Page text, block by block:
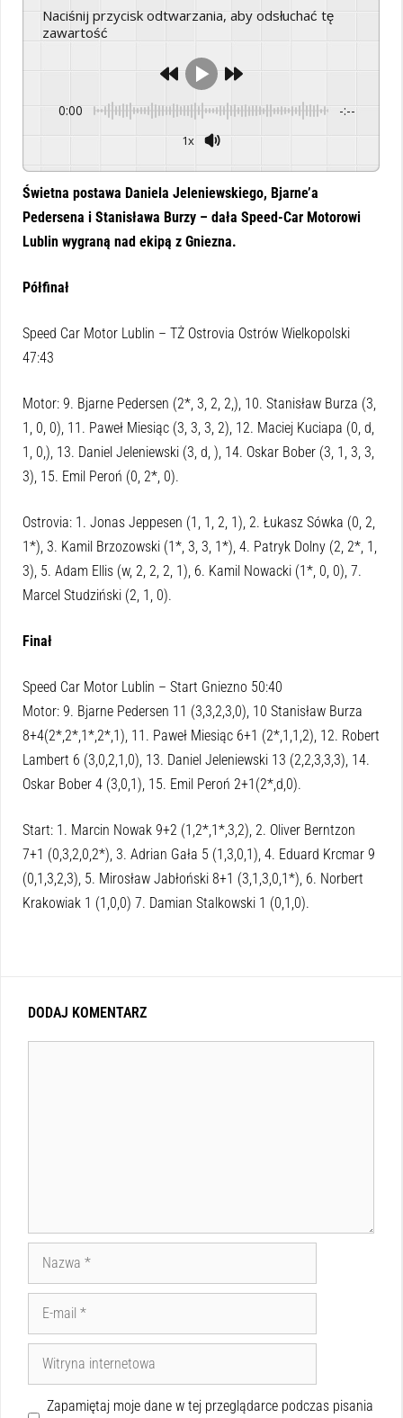
Naciśnij przycisk odtwarzania, aby odsłuchać tę
zawartość
0:00 -:--
1x
Świetna postawa Daniela Jeleniewskiego, Bjarne’a
Pedersena i Stanisława Burzy – dała Speed-Car Motorowi
Lublin wygraną nad ekipą z Gniezna.
Półfinał
Speed Car Motor Lublin – TŻ Ostrovia Ostrów Wielkopolski
47:43
Motor: 9. Bjarne Pedersen (2*, 3, 2, 2,), 10. Stanisław Burza (3,
1, 0, 0), 11. Paweł Miesiąc (3, 3, 3, 2), 12. Maciej Kuciapa (0, d,
1, 0,), 13. Daniel Jeleniewski (3, d, ), 14. Oskar Bober (3, 1, 3, 3,
3), 15. Emil Peroń (0, 2*, 0).
Ostrovia: 1. Jonas Jeppesen (1, 1, 2, 1), 2. Łukasz Sówka (0, 2,
1*), 3. Kamil Brzozowski (1*, 3, 3, 1*), 4. Patryk Dolny (2, 2*, 1,
3), 5. Adam Ellis (w, 2, 2, 2, 1), 6. Kamil Nowacki (1*, 0, 0), 7.
Marcel Studziński (2, 1, 0).
Finał
Speed Car Motor Lublin – Start Gniezno 50:40
Motor: 9. Bjarne Pedersen 11 (3,3,2,3,0), 10 Stanisław Burza
8+4(2*,2*,1*,2*,1), 11. Paweł Miesiąc 6+1 (2*,1,1,2), 12. Robert
Lambert 6 (3,0,2,1,0), 13. Daniel Jeleniewski 13 (2,2,3,3,3), 14.
Oskar Bober 4 (3,0,1), 15. Emil Peroń 2+1(2*,d,0).
Start: 1. Marcin Nowak 9+2 (1,2*,1*,3,2), 2. Oliver Berntzon
7+1 (0,3,2,0,2*), 3. Adrian Gała 5 (1,3,0,1), 4. Eduard Krcmar 9
(0,1,3,2,3), 5. Mirosław Jabłoński 8+1 (3,1,3,0,1*), 6. Norbert
Krakowiak 1 (1,0,0) 7. Damian Stalkowski 1 (0,1,0).
DODAJ KOMENTARZ
Zapamiętaj moje dane w tej przeglądarce podczas pisania